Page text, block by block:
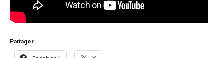
Partager :